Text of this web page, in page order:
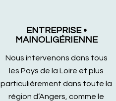
ENTREPRISE •
MAINOLIGÉRIENNE
Nous intervenons dans tous
les Pays de la Loire et plus
particulièrement dans toute la
région d’Angers, comme le